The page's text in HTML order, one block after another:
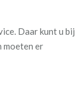
Daar kunt u bij
moeten er